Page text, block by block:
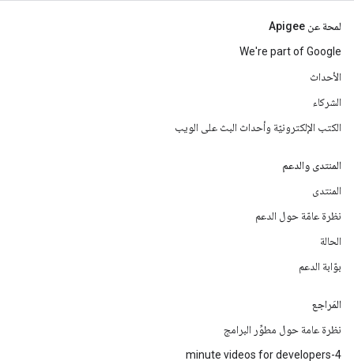
لمحة عن Apigee
We're part of Google
الأحداث
الشركاء
الكتب الإلكترونيّة وأحداث البث على الويب
المنتدى والدعم
المنتدى
نظرة عامّة حول الدعم
الحالة
بوّابة الدعم
المَراجع
نظرة عامة حول مطوِّر البرامج
4-minute videos for developers